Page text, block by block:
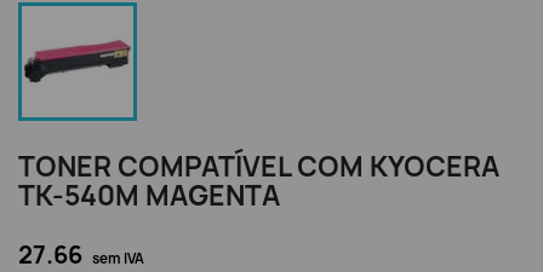
TONER COMPATÍVEL COM KYOCERA
TK-540M MAGENTA
27.66 sem IVA